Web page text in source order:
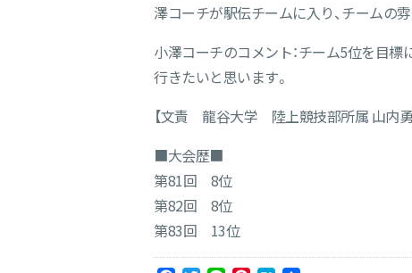
澤コーチが駅伝チームに入り、チームの
小澤コーチのコメント：チーム5位を目
行きたいと思います。
【文責 龍谷大学 陸上競技部所属 山内勇
■大会歴■
第81回 8位
第82回 8位
第83回 13位